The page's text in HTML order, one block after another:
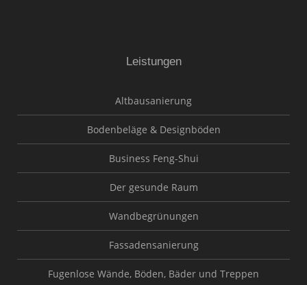
Leistungen
Altbausanierung
Bodenbeläge & Designböden
Business Feng-Shui
Der gesunde Raum
Wandbegrünungen
Fassadensanierung
Fugenlose Wände, Böden, Bäder und Treppen